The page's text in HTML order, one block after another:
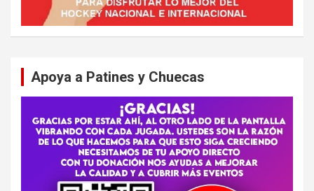
Apoya a Patines y Chuecas